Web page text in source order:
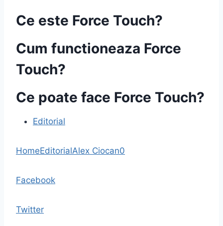
Ce este Force Touch?
Cum functioneaza Force
Touch?
Ce poate face Force Touch?
Editorial
HomeEditorialAlex Ciocan0
Facebook
Twitter